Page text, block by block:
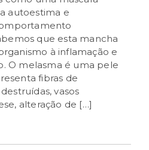
autoestima e
que esta mancha
à inflamação e
O melasma é uma pele
fibras de
vasos
alteração de […]